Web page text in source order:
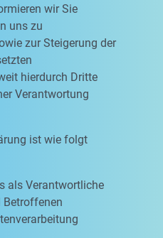
wir Sie
uns zu
zur Steigerung der
hierdurch Dritte
Verantwortung
ist wie folgt
als Verantwortliche
Betroffenen